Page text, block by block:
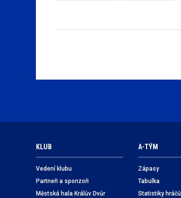
KLUB
Vedení klubu
Partneři a sponzoři
Městská hala Králův Dvůr
A-TÝM
Zápasy
Tabulka
Statistiky hráčů